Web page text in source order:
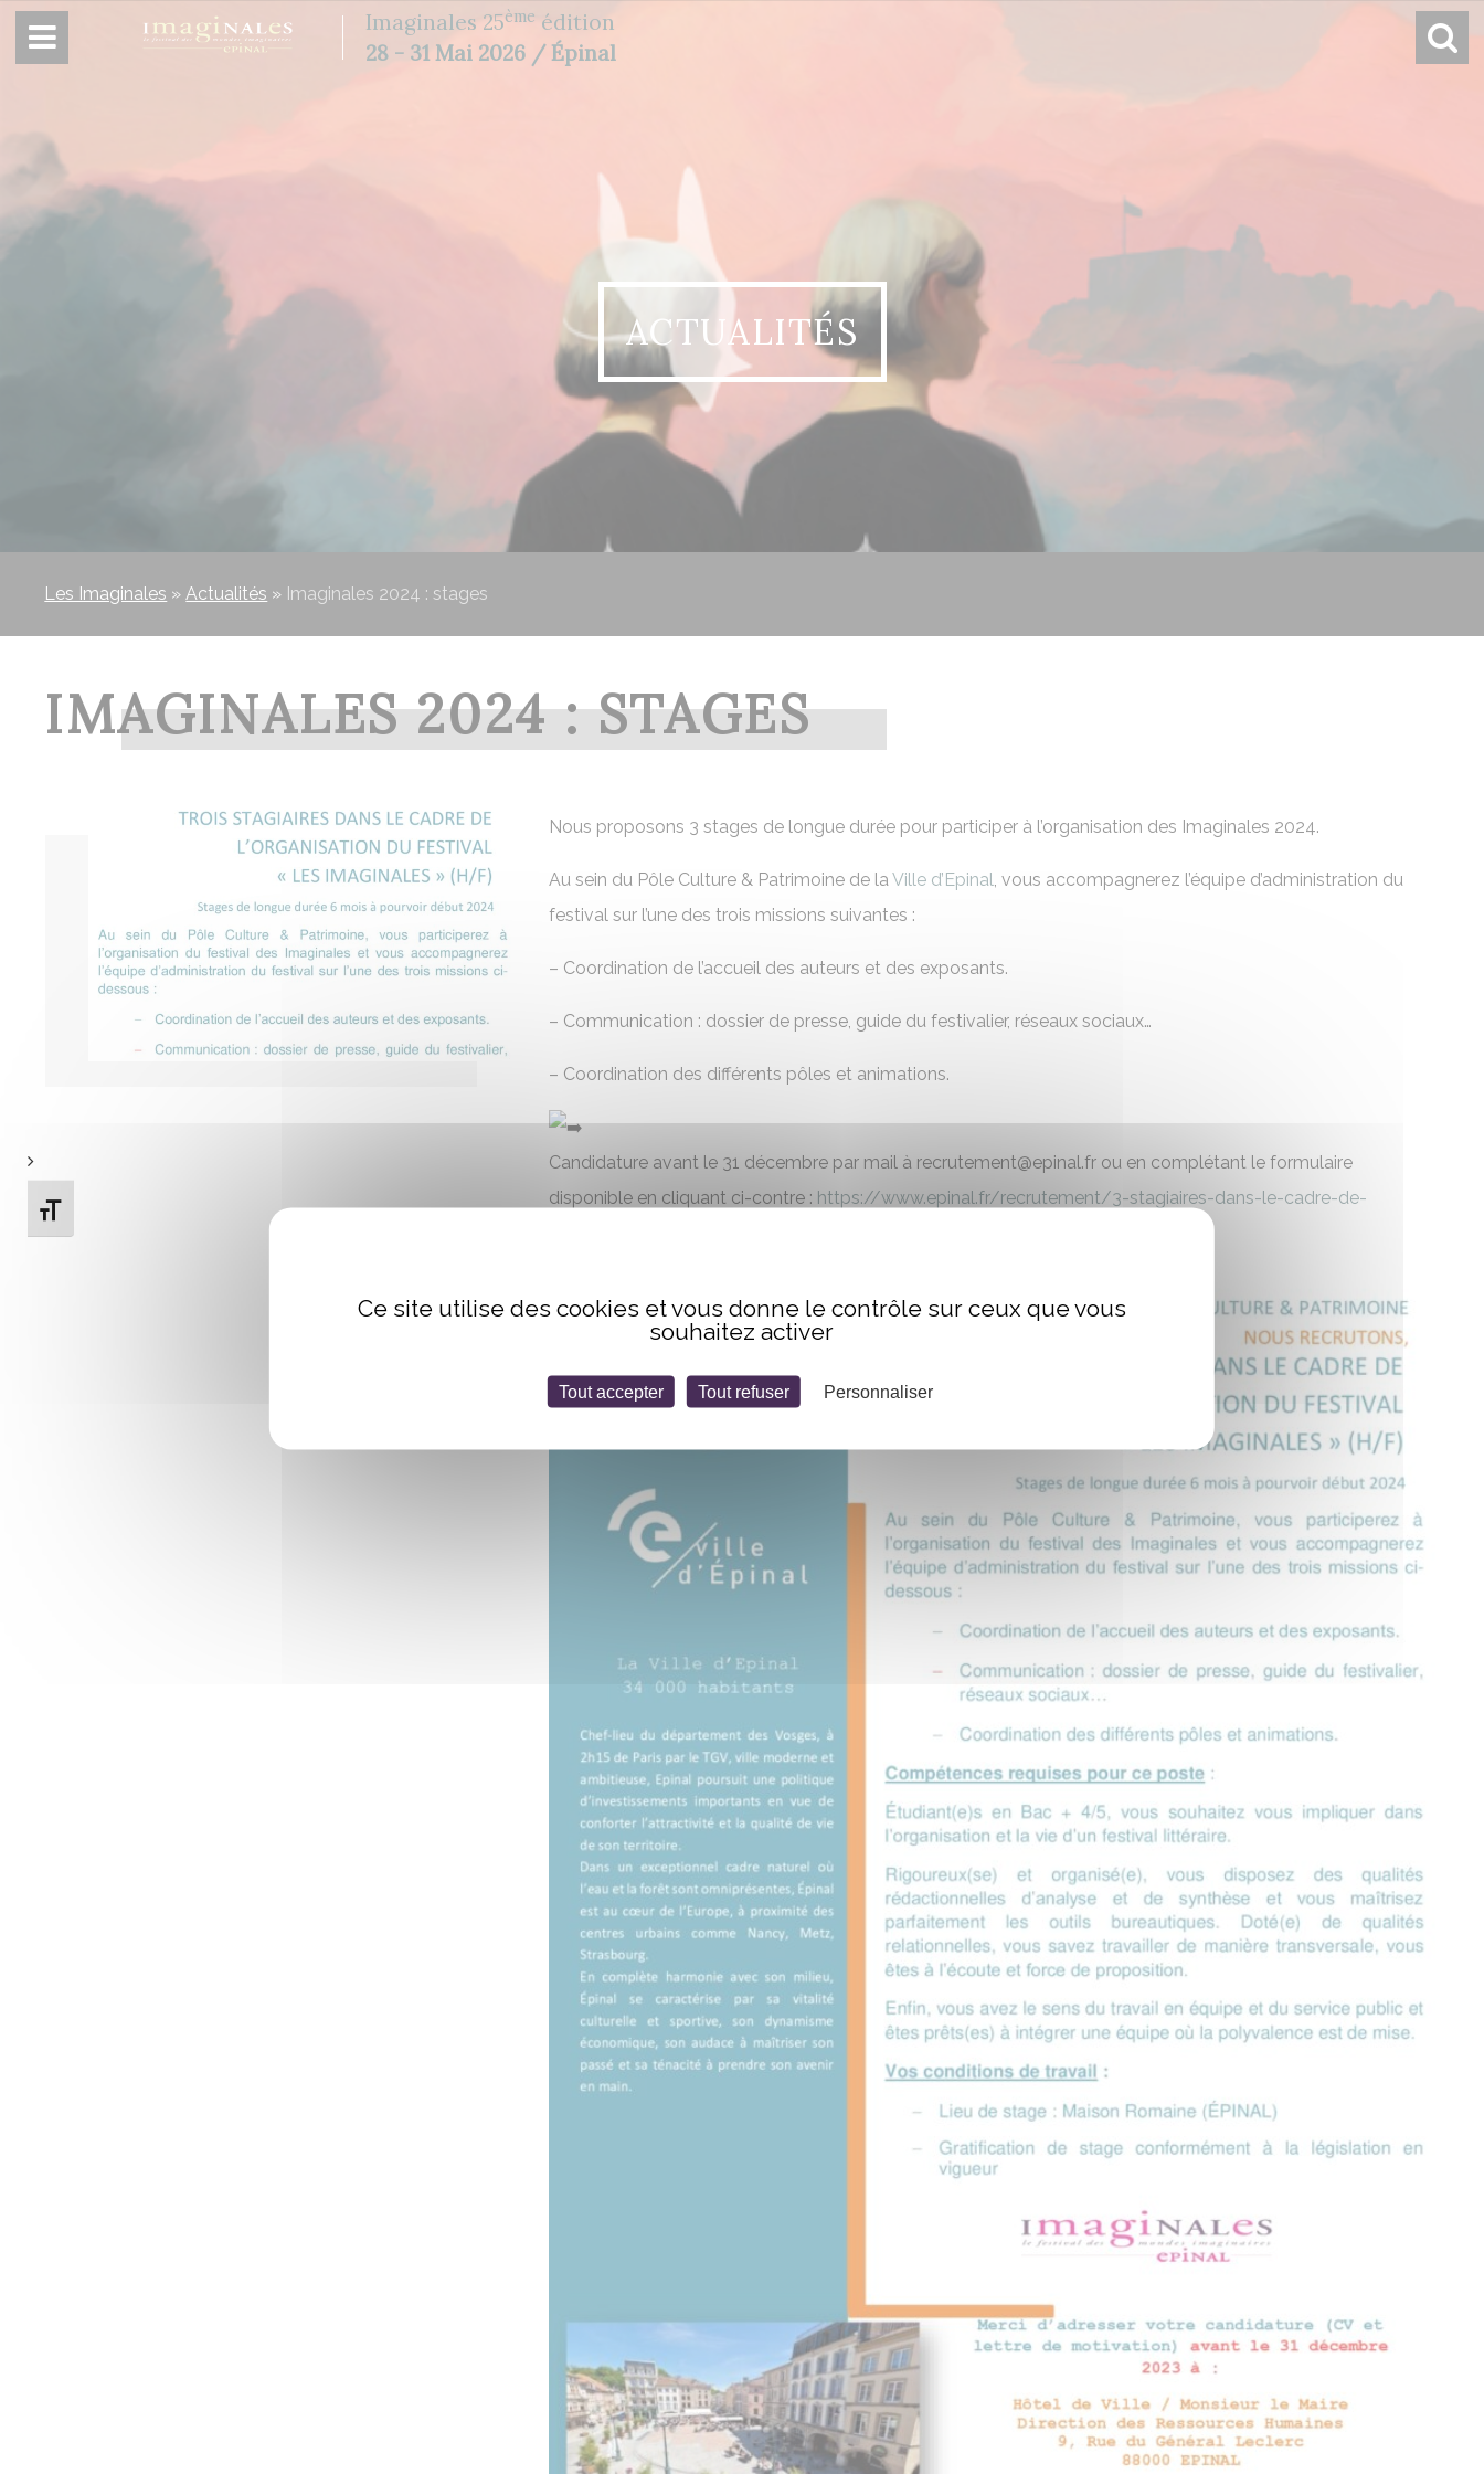
Changer la taille de la police
Imaginales 25ème édition
28 - 31 Mai 2026 / Épinal
ACTUALITÉS
Les Imaginales »Actualités » Imaginales 2024 : stages
IMAGINALES 2024 : STAGES
Nous proposons 3 stages de longue durée pour participer à l’organisation des Imaginales 2024.
Au sein du Pôle Culture & Patrimoine de laVille d’Epinal, vous accompagnerez l’équipe d’administration du
festival sur l’une des trois missions suivantes :
– Coordination de l’accueil des auteurs et des exposants.
– Communication : dossier de presse, guide du festivalier, réseaux sociaux…
– Coordination des différents pôles et animations.
Candidature avant le 31 décembre par mail à recrutement@epinal.frou en complétant le formulaire
disponible en cliquant ci-contre : https://www.epinal.fr/recrutement/3-stagiaires-dans-le-cadre-de-
Panneau de gestion des cookies
Ce site utilise des cookies et vous donne le contrôle sur ceux que vous
souhaitez activer
Tout accepter Tout refuser Personnaliser